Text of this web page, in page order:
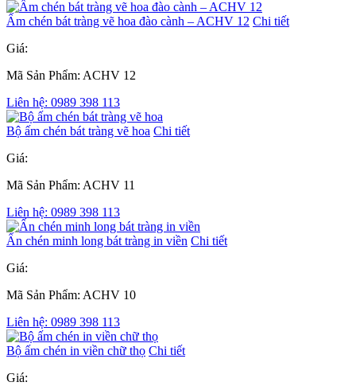
Ấm chén bát tràng vẽ hoa đào cành – ACHV 12 Chi tiết
Giá:
Mã Sản Phẩm: ACHV 12
Liên hệ: 0989 398 113
Bộ ấm chén bát tràng vẽ hoa Chi tiết
Giá:
Mã Sản Phẩm: ACHV 11
Liên hệ: 0989 398 113
Ấn chén minh long bát tràng in viền Chi tiết
Giá:
Mã Sản Phẩm: ACHV 10
Liên hệ: 0989 398 113
Bộ ấm chén in viền chữ thọ Chi tiết
Giá: